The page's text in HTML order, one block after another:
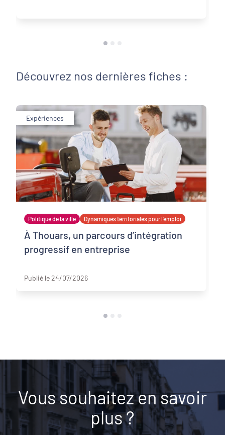
Découvrez nos dernières fiches :
Expériences
Politique de la ville Dynamiques territoriales pour l’emploi
À Thouars, un parcours d’intégration
progressif en entreprise
Publié le 24/07/2026
Vous souhaitez en savoir
plus ?